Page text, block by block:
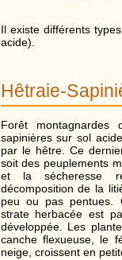
Il existe différents
acide).
Hêtraie-
Forêt montagnardes
sapinières sur sol
par le hêtre. Ce
soit des peuplements
et la sécheresse
décomposition de la
peu ou pas pentues.
strate herbacée est
développée. Les
canche flexueuse, le
neige, croissent en